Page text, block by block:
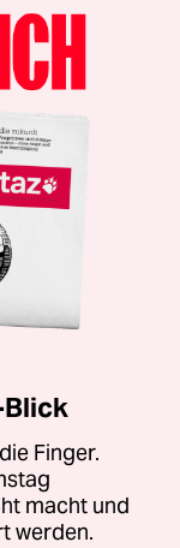
Blick
Finger.
macht und
werden.